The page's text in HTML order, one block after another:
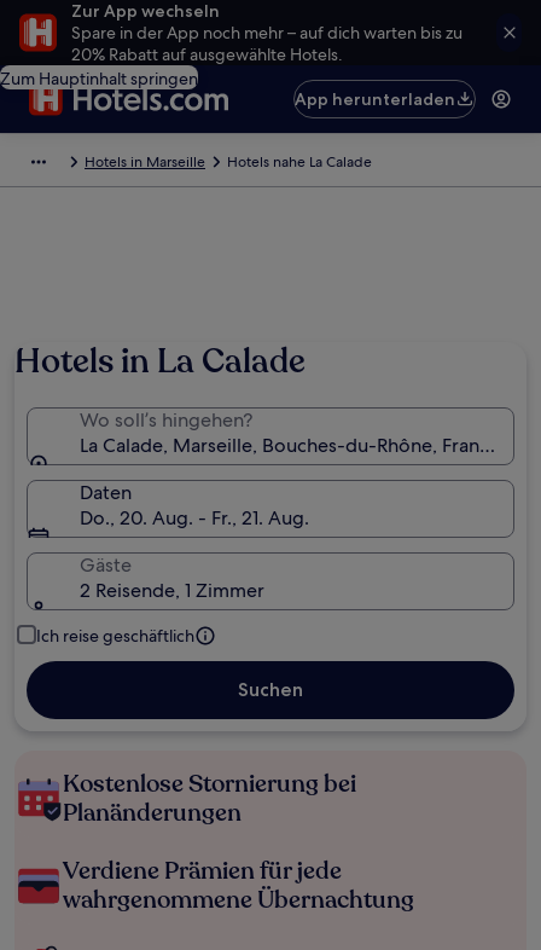
Zur App wechseln
Spare in der App noch mehr – auf dich warten bis zu
20% Rabatt auf ausgewählte Hotels.
Zum Hauptinhalt springen
App herunterladen
Hotels in Marseille Hotels nahe La Calade
Hotels in La Calade
Wo soll’s hingehen?
La Calade, Marseille, Bouches-du-Rhône, Frankreich
Daten
Do., 20. Aug. - Fr., 21. Aug.
Gäste
2 Reisende, 1 Zimmer
Ich reise geschäftlich
Suchen
Kostenlose Stornierung bei
Planänderungen
Verdiene Prämien für jede
wahrgenommene Übernachtung